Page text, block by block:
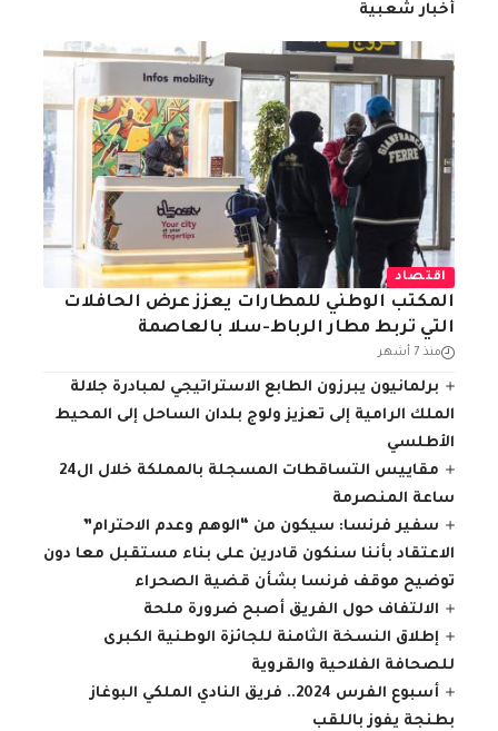
أخبار شعبية
اقتصاد
المكتب الوطني للمطارات يعزز عرض الحافلات
التي تربط مطار الرباط-سلا بالعاصمة
منذ 7 أشهر
برلمانيون يبرزون الطابع الاستراتيجي لمبادرة جلالة
الملك الرامية إلى تعزيز ولوج بلدان الساحل إلى المحيط
الأطلسي
مقاييس التساقطات المسجلة بالمملكة خلال ال24
ساعة المنصرمة
سفير فرنسا: سيكون من “الوهم وعدم الاحترام”
الاعتقاد بأننا سنكون قادرين على بناء مستقبل معا دون
توضيح موقف فرنسا بشأن قضية الصحراء
الالتفاف حول الفريق أصبح ضرورة ملحة
إطلاق النسخة الثامنة للجائزة الوطنية الكبرى
للصحافة الفلاحية والقروية
أسبوع الفرس 2024.. فريق النادي الملكي البوغاز
بطنجة يفوز باللقب